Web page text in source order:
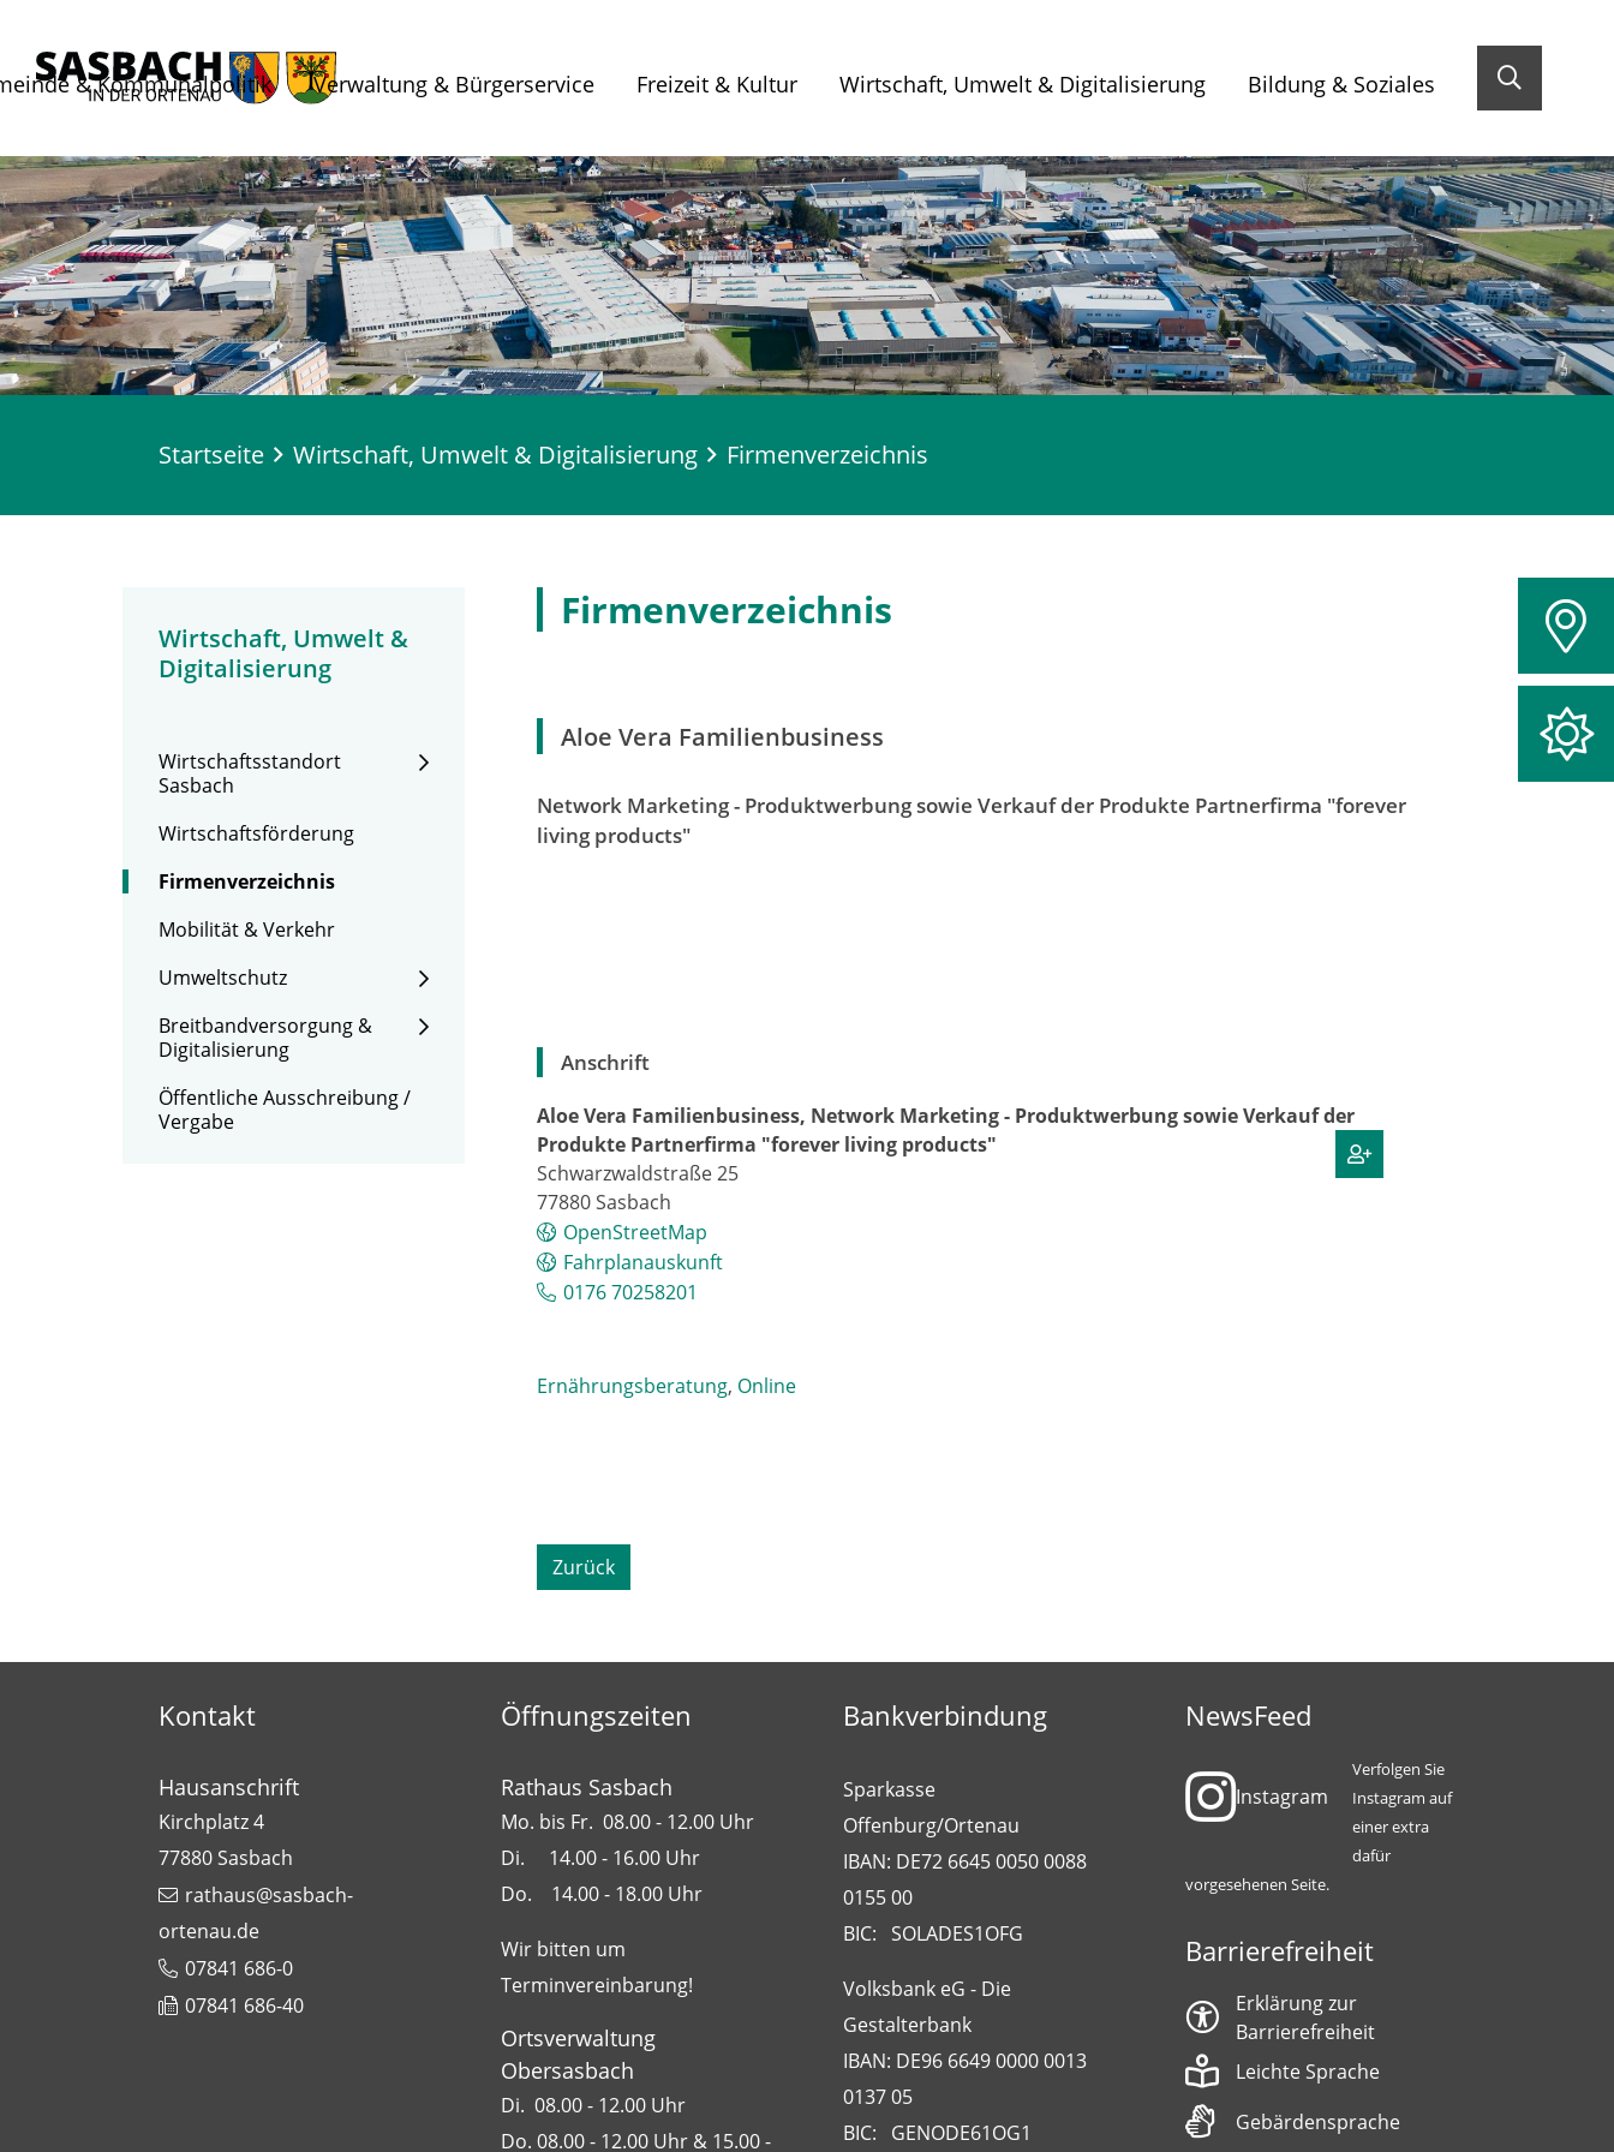
& Kommunalpolitik Verwaltung & Bürgerservice Freizeit & Kultur Wirtschaft, Umwelt & Digitalisierung Bildung & Soziales
Startseite Wirtschaft, Umwelt & Digitalisierung Firmenverzeichnis
Wirtschaft, Umwelt &
Digitalisierung
Wirtschaftsstandort
Sasbach
Wirtschaftsförderung
Firmenverzeichnis
Mobilität & Verkehr
Umweltschutz
Breitbandversorgung &
Digitalisierung
Öffentliche Ausschreibung /
Vergabe
Firmenverzeichnis
Aloe Vera Familienbusiness
Network Marketing - Produktwerbung sowie Verkauf der Produkte Partnerfirma "forever
living products"
Anschrift
Aloe Vera Familienbusiness, Network Marketing - Produktwerbung sowie Verkauf der
Produkte Partnerfirma "forever living products"
Schwarzwaldstraße 25
77880Sasbach
OpenStreetMap
Fahrplanauskunft
0176 70258201
Ernährungsberatung, Online
Zurück
Kontakt
Hausanschrift
Kirchplatz 4
77880Sasbach
rathaus@sasbach-
ortenau.de
07841 686-0
07841 686-40
Öffnungszeiten
Rathaus Sasbach
Mo. bis Fr. 08.00 - 12.00 Uhr
Di. 14.00 - 16.00 Uhr
Do. 14.00 - 18.00 Uhr
Wir bitten um
Terminvereinbarung!
Ortsverwaltung
Obersasbach
Di. 08.00 - 12.00 Uhr
Do. 08.00 - 12.00 Uhr & 15.00 -
Bankverbindung
Sparkasse
Offenburg/Ortenau
IBAN: DE72 6645 0050 0088
0155 00
BIC: SOLADES1OFG
Volksbank eG - Die
Gestalterbank
IBAN: DE96 6649 0000 0013
0137 05
BIC: GENODE61OG1
NewsFeed
Instagram
Verfolgen Sie
Instagram auf
einer extra
dafür
vorgesehenen Seite.
Barrierefreiheit
Erklärung zur
Barrierefreiheit
Leichte Sprache
Gebärdensprache